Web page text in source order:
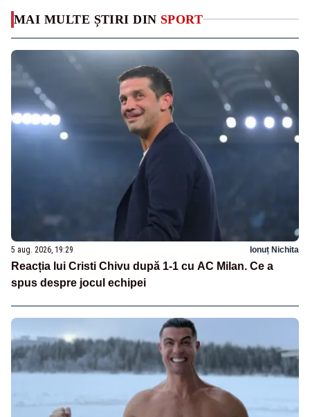
MAI MULTE ȘTIRI DIN SPORT
5 aug. 2026, 19:29 Ionuț Nichita
Reacția lui Cristi Chivu după 1-1 cu AC Milan. Ce a
spus despre jocul echipei